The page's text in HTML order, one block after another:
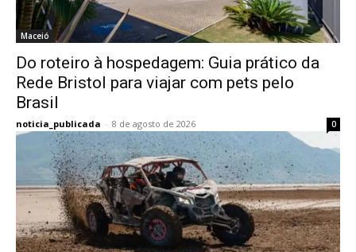
Maceió
Do roteiro à hospedagem: Guia prático da
Rede Bristol para viajar com pets pelo
Brasil
noticia_publicada - 8 de agosto de 2026 0